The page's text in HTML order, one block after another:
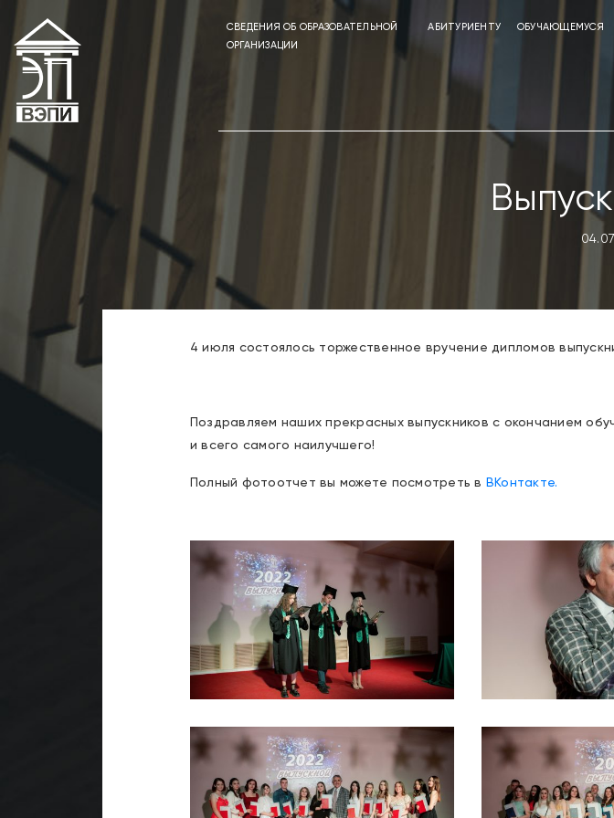
СВЕДЕНИЯ ОБ ОБРАЗОВАТЕЛЬНОЙ
ОРГАНИЗАЦИИ
АБИТУРИЕНТУ ОБУЧАЮЩЕМУСЯ
4 июля состоялось торжественное вручение дипломов
Поздравляем наших прекрасных выпускников с окончанием
и всего самого наилучшего!
Полный фотоотчет вы можете посмотреть в ВКонтакте.